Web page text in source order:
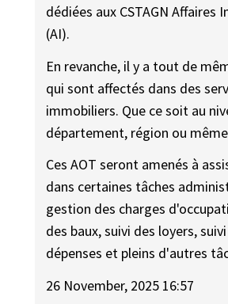
dédiées aux CSTAGN Affaires
(AI).
En revanche, il y a tout de
qui sont affectés dans des
immobiliers. Que ce soit au
département, région ou
Ces AOT seront amenés à
dans certaines tâches
gestion des charges
des baux, suivi des loyers,
dépenses et pleins d'autres
26 November, 2025 16:57